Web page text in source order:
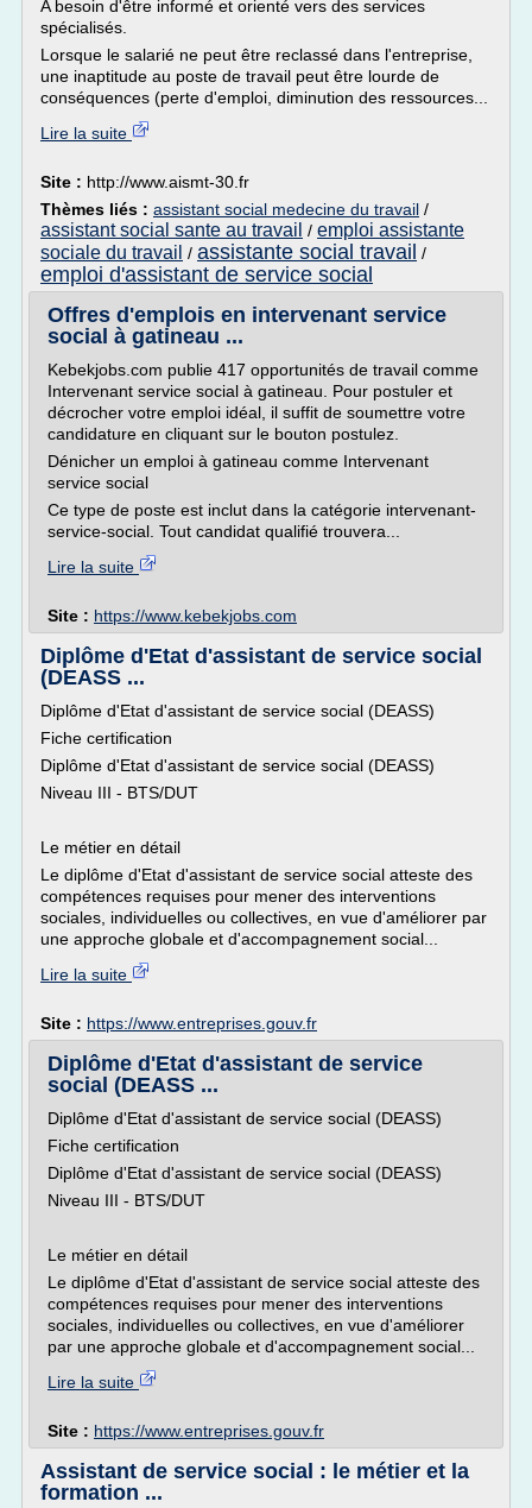
A besoin d'être informé et orienté vers des services
spécialisés.
Lorsque le salarié ne peut être reclassé dans l'entreprise,
une inaptitude au poste de travail peut être lourde de
conséquences (perte d'emploi, diminution des ressources...
Lire la suite
Site : http://www.aismt-30.fr
Thèmes liés : assistant social medecine du travail /
assistant social sante au travail / emploi assistante
sociale du travail / assistante social travail /
emploi d'assistant de service social
Offres d'emplois en intervenant service
social à gatineau ...
Kebekjobs.com publie 417 opportunités de travail comme
Intervenant service social à gatineau. Pour postuler et
décrocher votre emploi idéal, il suffit de soumettre votre
candidature en cliquant sur le bouton postulez.
Dénicher un emploi à gatineau comme Intervenant
service social
Ce type de poste est inclut dans la catégorie intervenant-
service-social. Tout candidat qualifié trouvera...
Lire la suite
Site : https://www.kebekjobs.com
Diplôme d'Etat d'assistant de service social
(DEASS ...
Diplôme d'Etat d'assistant de service social (DEASS)
Fiche certification
Diplôme d'Etat d'assistant de service social (DEASS)
Niveau III - BTS/DUT
Le métier en détail
Le diplôme d'Etat d'assistant de service social atteste des
compétences requises pour mener des interventions
sociales, individuelles ou collectives, en vue d'améliorer par
une approche globale et d'accompagnement social...
Lire la suite
Site : https://www.entreprises.gouv.fr
Diplôme d'Etat d'assistant de service
social (DEASS ...
Diplôme d'Etat d'assistant de service social (DEASS)
Fiche certification
Diplôme d'Etat d'assistant de service social (DEASS)
Niveau III - BTS/DUT
Le métier en détail
Le diplôme d'Etat d'assistant de service social atteste des
compétences requises pour mener des interventions
sociales, individuelles ou collectives, en vue d'améliorer
par une approche globale et d'accompagnement social...
Lire la suite
Site : https://www.entreprises.gouv.fr
Assistant de service social : le métier et la
formation ...